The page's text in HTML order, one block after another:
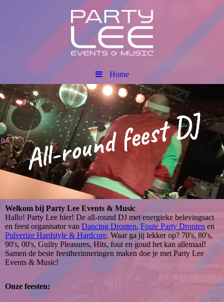
Home
Welkom bij Party Lee Events & Music
Hallo! Party Lee hier! De all-round DJ met energieke belevingsact
en feest organisator van Dancing Dronten, Foute Party Dronten en
Pulverize Hardstyle & Hardcore. Waar ga jij lekker op? 70's, 80's,
90's, 00's, Guilty Pleasures, Hits, fout en goud het kan allemaal!
Samen de beste feestherinneringen maken doe je met Party Lee
Events & Music!
Onze feesten: